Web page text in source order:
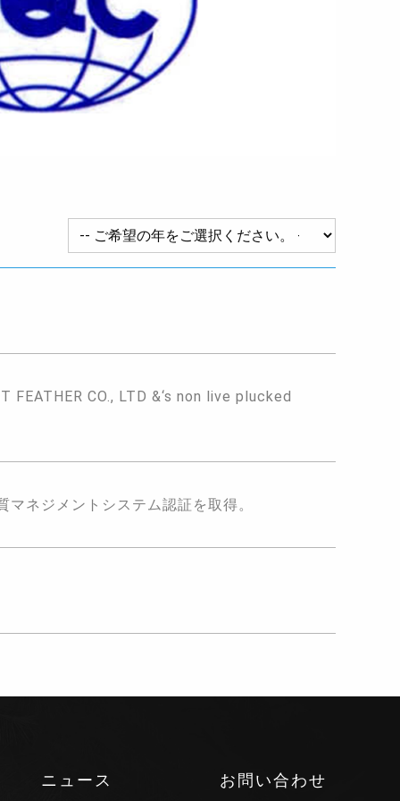
FEATHER CO., LTD &‘s non live plucked
ネジメントシステム認証を取得。
ニュース お問い合わせ